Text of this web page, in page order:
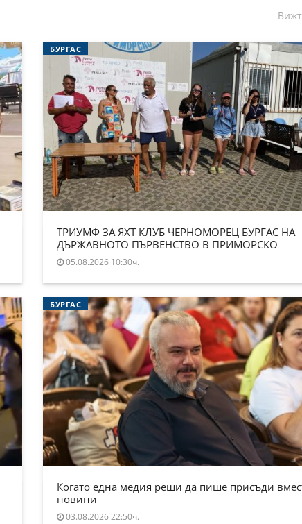
БУРГАС
ТРИУМФ ЗА ЯХТ КЛУБ ЧЕРНОМОРЕЦ БУРГАС НА
ДЪРЖАВНОТО ПЪРВЕНСТВО В ПРИМОРСКО
05.08.2026 10:30ч.
БУРГАС
Когато една медия реши да пише присъди
новини
03.08.2026 22:50ч.